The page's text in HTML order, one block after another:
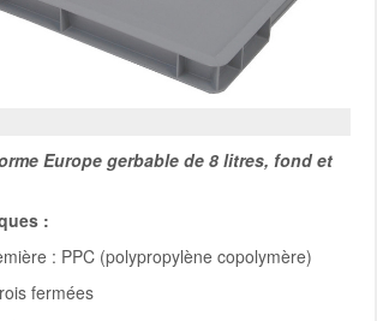
Europe gerbable de 8 litres, fond et
:
: PPC (polypropylène copolymère)
fermées